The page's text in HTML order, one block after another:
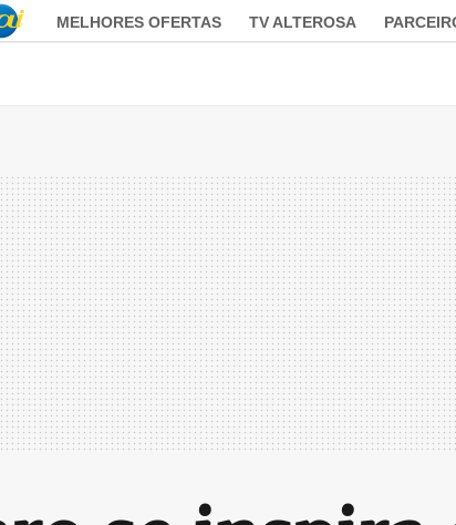
MELHORES OFERTAS TV ALTEROSA